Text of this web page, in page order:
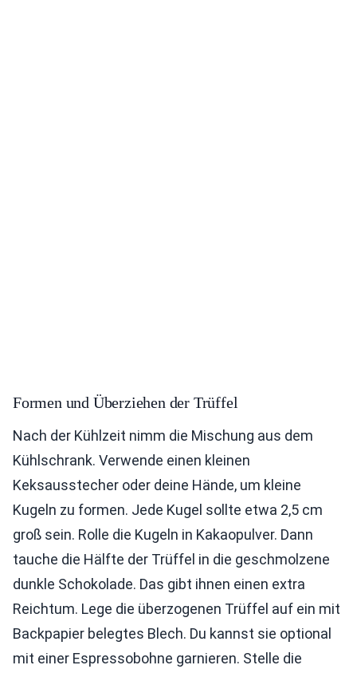
Formen und Überziehen der Trüffel
Nach der Kühlzeit nimm die Mischung aus dem
Kühlschrank. Verwende einen kleinen
Keksausstecher oder deine Hände, um kleine
Kugeln zu formen. Jede Kugel sollte etwa 2,5 cm
groß sein. Rolle die Kugeln in Kakaopulver. Dann
tauche die Hälfte der Trüffel in die geschmolzene
dunkle Schokolade. Das gibt ihnen einen extra
Reichtum. Lege die überzogenen Trüffel auf ein mit
Backpapier belegtes Blech. Du kannst sie optional
mit einer Espressobohne garnieren. Stelle die